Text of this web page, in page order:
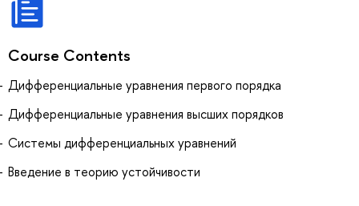
Course Contents
Дифференциальные уравнения первого порядка
Дифференциальные уравнения высших порядков
Системы дифференциальных уравнений
Введение в теорию устойчивости